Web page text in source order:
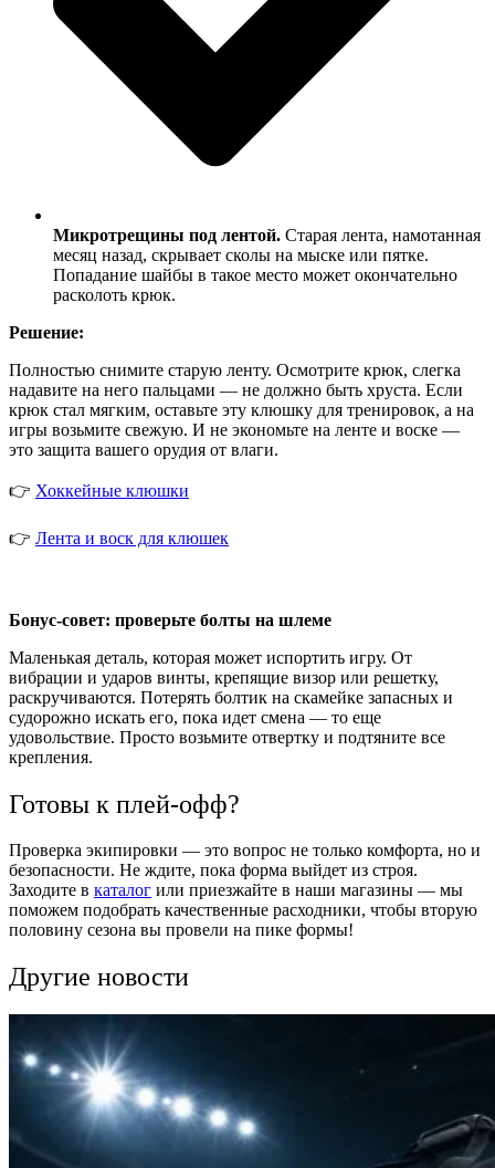
Микротрещины под лентой. Старая лента, намотанная
месяц назад, скрывает сколы на мыске или пятке.
Попадание шайбы в такое место может окончательно
расколоть крюк.
Решение:
Полностью снимите старую ленту. Осмотрите крюк, слегка
надавите на него пальцами — не должно быть хруста. Если
крюк стал мягким, оставьте эту клюшку для тренировок, а на
игры возьмите свежую. И не экономьте на ленте и воске —
это защита вашего орудия от влаги.
👉 Хоккейные клюшки
👉 Лента и воск для клюшек
Бонус-совет: проверьте болты на шлеме
Маленькая деталь, которая может испортить игру. От
вибрации и ударов винты, крепящие визор или решетку,
раскручиваются. Потерять болтик на скамейке запасных и
судорожно искать его, пока идет смена — то еще
удовольствие. Просто возьмите отвертку и подтяните все
крепления.
Готовы к плей-офф?
Проверка экипировки — это вопрос не только комфорта, но и
безопасности. Не ждите, пока форма выйдет из строя.
Заходите в каталог или приезжайте в наши магазины — мы
поможем подобрать качественные расходники, чтобы вторую
половину сезона вы провели на пике формы!
Другие новости